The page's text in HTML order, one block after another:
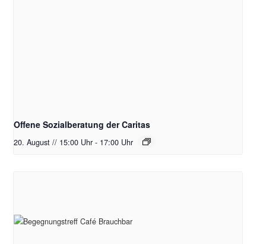
Offene Sozialberatung der Caritas
20. August // 15:00 Uhr - 17:00 Uhr